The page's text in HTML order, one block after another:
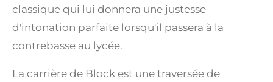
classique qui lui donnera une justesse
d'intonation parfaite lorsqu'il passera à la
contrebasse au lycée.
La carrière de Block est une traversée de